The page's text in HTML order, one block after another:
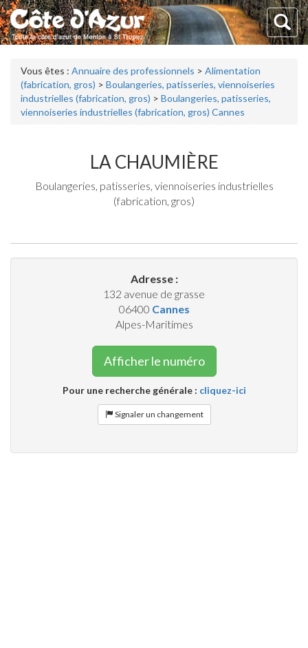
Vous êtes : Annuaire des professionnels > Alimentation
(fabrication, gros) > Boulangeries, patisseries, viennoiseries
industrielles (fabrication, gros) > Boulangeries, patisseries,
viennoiseries industrielles (fabrication, gros) Cannes
LA CHAUMIÈRE
Boulangeries, patisseries, viennoiseries industrielles
(fabrication, gros)
Adresse :
132 avenue de grasse
06400 Cannes
Alpes-Maritimes
Afficher le numéro
Pour une recherche générale : cliquez-ici
Signaler un changement